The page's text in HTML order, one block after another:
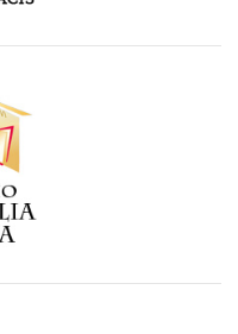
della Famiglia